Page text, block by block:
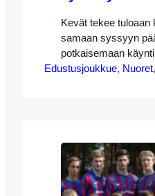
Kevät tekee tuloaan
samaan syssyyn
potkaisemaan
jalkapallokauden
saavatkin B-nuoret
paikasta kesällä
sarjassa
vastaan nyt
Edustusjoukkue, Nuoret,